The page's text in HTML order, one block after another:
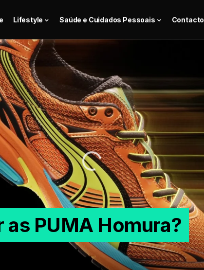
Lifestyle Saúde e Cuidados Pessoais Contacto
PUMA Homura?